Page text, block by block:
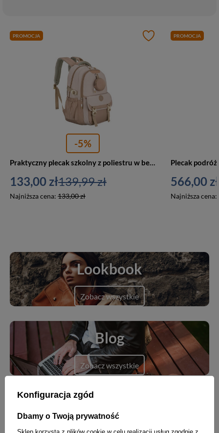
PROMOCJA
-5%
Praktyczny plecak szkolny z poliestru w beżowym kolorze z dodatkową saszetką i miejscem na bidon - Peterson
133,00 zł
Najniższa cena: 133,00 zł
139,99 zł
PROMOCJA
566,00 zł
Najniższa cena:
Lookbook
Zobacz wszystkie
Blog
Zobacz wszystkie
Nowości
Konfiguracja zgód
Dbamy o Twoją prywatność